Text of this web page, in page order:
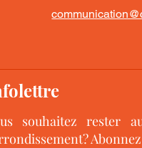
souhaitez rester